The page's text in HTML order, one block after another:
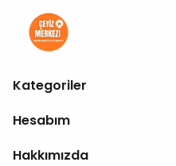
Kategoriler
Hesabım
Hakkımızda